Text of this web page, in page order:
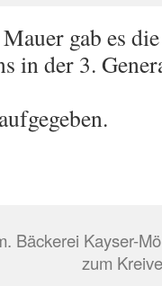
gab es
in der 3.
Bäckerei Kayser-
zum